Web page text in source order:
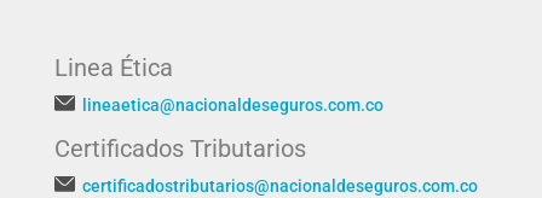
Linea Ética
lineaetica@nacionaldeseguros.com.co
Certificados Tributarios
certificadostributarios@nacionaldeseguros.com.co